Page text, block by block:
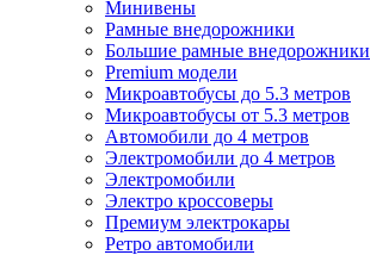
Минивены
Рамные внедорожники
Большие рамные внедорожники
Premium модели
Микроавтобусы до 5.3 метров
Микроавтобусы от 5.3 метров
Автомобили до 4 метров
Электромобили до 4 метров
Электромобили
Электро кроссоверы
Премиум электрокары
Ретро автомобили